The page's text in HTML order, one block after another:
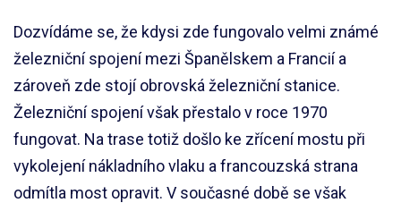
Dozvídáme se, že kdysi zde fungovalo velmi známé
železniční spojení mezi Španělskem a Francií a
zároveň zde stojí obrovská železniční stanice.
Železniční spojení však přestalo v roce 1970
fungovat. Na trase totiž došlo ke zřícení mostu při
vykolejení nákladního vlaku a francouzská strana
odmítla most opravit. V současné době se však